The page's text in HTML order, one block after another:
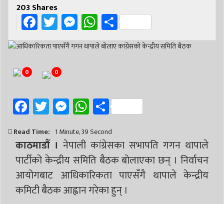
203Shares
Facebook
Twitter
Messenger
WhatsApp
Share
0 0
Facebook
Twitter
Messenger
WhatsApp
Share
Read Time: 1 Minute, 39 Second
काठमाडौँ । नेपाली कांग्रेसका सभापति गगन थापाले
पार्टीको केन्द्रीय समिति बैठक बोलाएका छन् । निर्वाचन
आयोगबाट आधिकारिकता पाएसँगै थापाले केन्द्रीय
कमिटी बैठक आह्वान गरेका हुन् ।